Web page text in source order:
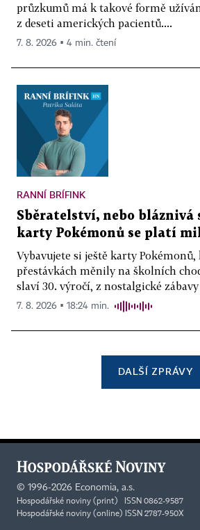
průzkumů má k takové formě
z deseti amerických pacientů....
7. 8. 2026 ▪ 4 min. čtení
RANNÍ BRÍFINK
Sběratelství, nebo bláznivá
karty Pokémonů se platí
Vybavujete si ještě karty
přestávkách měnily na školních
slaví 30. výročí, z nostalgické zábavy
7. 8. 2026 ▪ 18:24 min.
DALŠÍ ZPRÁVY
© 1996-2026 Economia, a.s.
Hospodářské noviny (print) ISSN 0862-9587
Hospodářské noviny (online) ISSN 2787-950X